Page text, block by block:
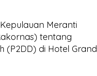
Meranti
tentang
(P2DD) di Hotel Grand